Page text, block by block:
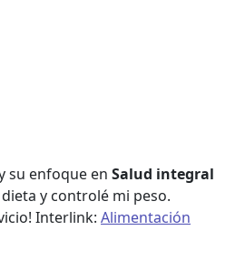
su enfoque en Salud integral
y controlé mi peso.
Interlink: Alimentación